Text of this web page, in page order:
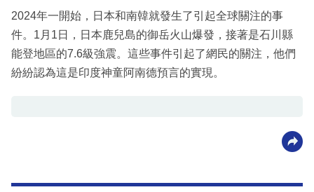
2024年一開始，日本和南韓就發生了引起全球關注的事
件。1月1日，日本鹿兒島的御岳火山爆發，接著是石川縣
能登地區的7.6級強震。這些事件引起了網民的關注，他們
紛紛認為這是印度神童阿南德預言的實現。